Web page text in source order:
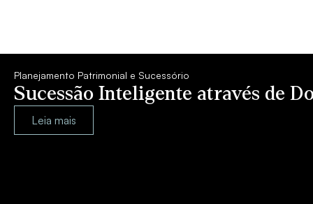
Planejamento Patrimonial e Sucessório
Sucessão Inteligente através de
Leia mais